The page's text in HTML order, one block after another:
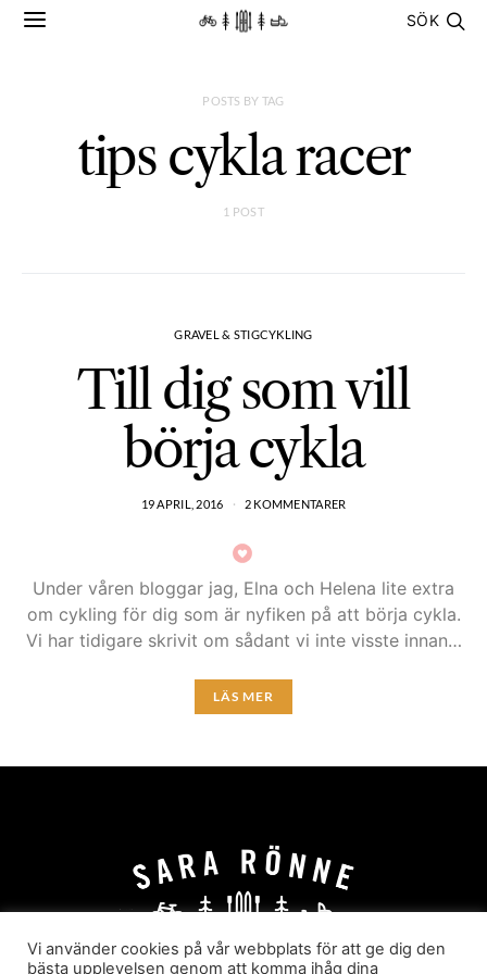
SÖK
POSTS BY TAG
tips cykla racer
1 POST
GRAVEL & STIGCYKLING
Till dig som vill
börja cykla
19 APRIL, 2016 2 KOMMENTARER
Under våren bloggar jag, Elna och Helena lite extra
om cykling för dig som är nyfiken på att börja cykla.
Vi har tidigare skrivit om sådant vi inte visste innan…
LÄS MER
Vi använder cookies på vår webbplats för att ge dig den
bästa upplevelsen genom att komma ihåg dina